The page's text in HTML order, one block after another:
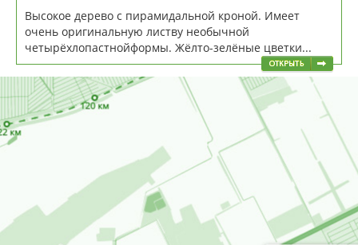
Высокое дерево с пирамидальной кроной. Имеет
очень оригинальную листву необычной
четырёхлопастнойформы. Жёлто-зелёные цветки...